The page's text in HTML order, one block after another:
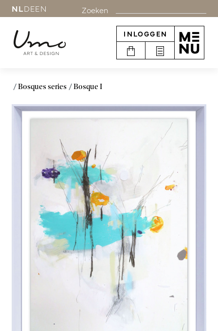
NLDEEN Zoeken
INLOGGEN
Bosques series Bosque I